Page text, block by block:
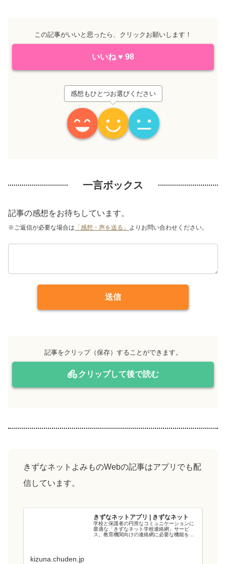
この記事がいいと思ったら、クリックお願いします！
いいね ♥ 98
感想もひとつお選びください
一言ボックス
記事の感想をお待ちしています。
※ご返信が必要な場合は 「感想・声を送る」 よりお問い合わせください。
送信
記事をクリップ（保存）することができます。
クリップして後で読む
きずなネットよみものWebの記事はアプリでも配
信しています。
きずなネットアプリ | きずなネット
学校と保護者の円滑なコミュニケーションに
最適な「きずなネット学校連絡網」サービ
ス。教育機関向けの連絡網に必要な機能を備
kizuna.chuden.jp